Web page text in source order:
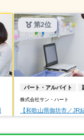
第2位
パート・アルバイト
株式会社サン・ハート
【和歌山県御坊市／JR